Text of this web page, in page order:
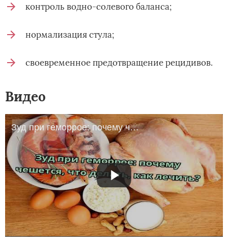
контроль водно-солевого баланса;
нормализация стула;
своевременное предотвращение рецидивов.
Видео
Зуд при геморрое: почему чешется, что делать, как лечить?